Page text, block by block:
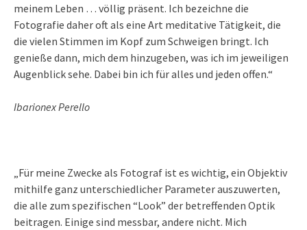
meinem Leben … völlig präsent. Ich bezeichne die
Fotografie daher oft als eine Art meditative Tätigkeit, die
die vielen Stimmen im Kopf zum Schweigen bringt. Ich
genieße dann, mich dem hinzugeben, was ich im jeweiligen
Augenblick sehe. Dabei bin ich für alles und jeden offen.“
Ibarionex Perello
„Für meine Zwecke als Fotograf ist es wichtig, ein Objektiv
mithilfe ganz unterschiedlicher Parameter auszuwerten,
die alle zum spezifischen “Look” der betreffenden Optik
beitragen. Einige sind messbar, andere nicht. Mich